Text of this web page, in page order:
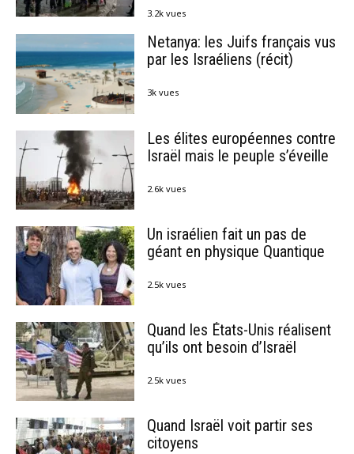
3.2k vues
Netanya: les Juifs français vus
par les Israéliens (récit)
3k vues
Les élites européennes contre
Israël mais le peuple s’éveille
2.6k vues
Un israélien fait un pas de
géant en physique Quantique
2.5k vues
Quand les États-Unis réalisent
qu’ils ont besoin d’Israël
2.5k vues
Quand Israël voit partir ses
citoyens